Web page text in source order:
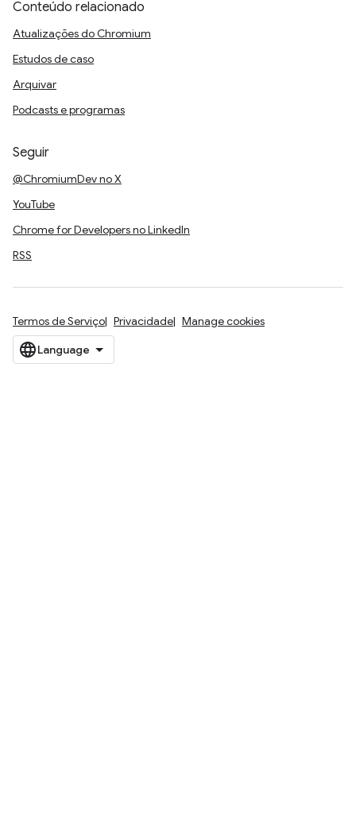
Conteúdo relacionado
Atualizações do Chromium
Estudos de caso
Arquivar
Podcasts e programas
Seguir
@ChromiumDev no X
YouTube
Chrome for Developers no LinkedIn
RSS
Termos de Serviço Privacidade Manage cookies